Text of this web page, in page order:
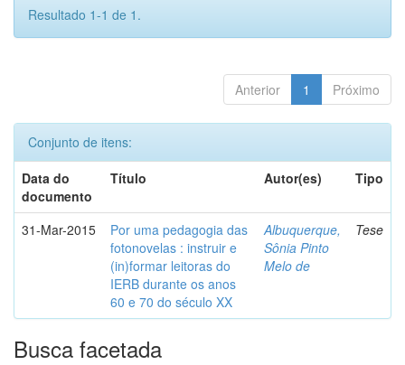
Resultado 1-1 de 1.
Anterior 1 Próximo
Conjunto de itens:
Data do
documento
Título Autor(es) Tipo
31-Mar-2015
Por uma pedagogia das
fotonovelas : instruir e
(in)formar leitoras do
IERB durante os anos
60 e 70 do século XX
Albuquerque,
Sônia Pinto
Melo de
Tese
Busca facetada